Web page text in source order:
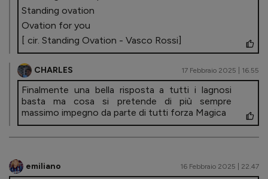
Standing ovation
Ovation for you
[ cir. Standing Ovation - Vasco Rossi]
CHARLES 17 Febbraio 2025 | 16.55
Finalmente una bella risposta a tutti i lagnosi
basta ma cosa si pretende di più sempre
massimo impegno da parte di tutti forza Magica
emiliano 16 Febbraio 2025 | 22.47